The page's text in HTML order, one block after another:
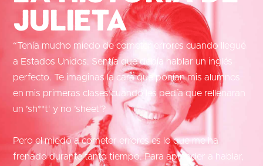
Julieta
“Tenía mucho miedo de cometer errores cuando llegué
a Estados Unidos. Sentía que debía hablar un inglés
perfecto. Te imaginas la cara que ponían mis alumnos
en mis primeras clases cuando les pedía que rellenaran
un ’sh**t‘ y no ’sheet‘?
Pero el miedo a cometer errores es lo que me ha
frenado durante tanto tiempo. Para aprender a hablar,